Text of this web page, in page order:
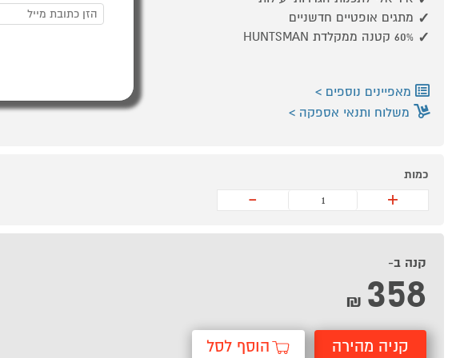
מתגים אופטיים חדשניים
60% קטנה ממקלדת HUNTSMAN
מאפיינים נוספים
משלוח ותנאי אספקה
כמות
+
-
קנה ב-
358
₪
קניה מהירה הוסף לסל